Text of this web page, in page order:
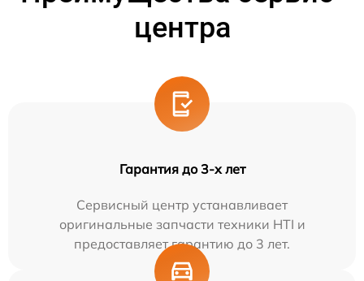
центра
Гарантия до 3-х лет
Сервисный центр устанавливает
оригинальные запчасти техники HTI и
предоставляет гарантию до 3 лет.